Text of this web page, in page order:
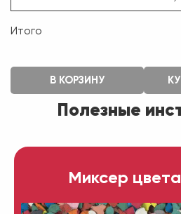
Итого
В КОРЗИНУ
Полезные
Миксер